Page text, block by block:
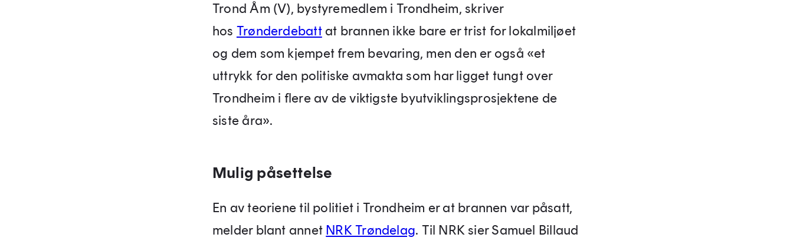
Trond Åm (V), bystyremedlem i Trondheim, skriver
hos Trønderdebattat brannen ikke bare er trist for lokalmiljøet
og dem som kjempet frem bevaring, men den er også «et
uttrykk for den politiske avmakta som har ligget tungt over
Trondheim i flere av de viktigste byutviklingsprosjektene de
siste åra».
Mulig påsettelse
En av teoriene til politiet i Trondheim er at brannen var påsatt,
melder blant annet NRK Trøndelag. Til NRK sier Samuel Billaud